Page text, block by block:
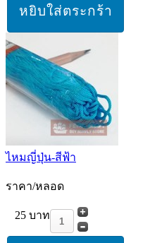
ไหมญี่ปุ่น-สีฟ้า
ราคา/หลอด
25 บาท